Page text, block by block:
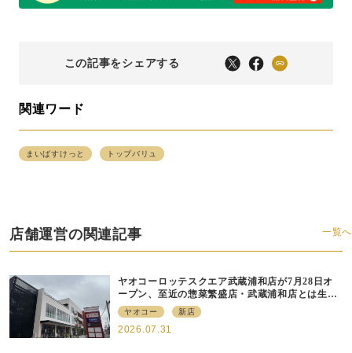
この記事をシェアする
関連ワード
まいばすけっと トップバリュ
店舗運営の関連記事 一覧へ
ヤオコーロッテスクエア武蔵浦和店が7月28日オ
ープン、至近の惣菜繁盛店・武蔵浦和店とは生鮮
強化、ですみ分け
ヤオコー 新店
2026.07.31